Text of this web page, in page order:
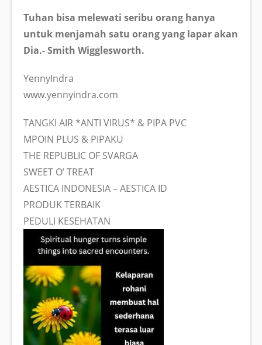
Tuhan bisa melewati seribu orang hanya
untuk menjamah satu orang yang lapar akan
Dia.- Smith Wigglesworth.
YennyIndra
www.yennyindra.com
TANGKI AIR *ANTI VIRUS* & PIPA PVC
MPOIN PLUS & PIPAKU
THE REPUBLIC OF SVARGA
SWEET O’ TREAT
AESTICA INDONESIA – AESTICA ID
PRODUK TERBAIK
PEDULI KESEHATAN